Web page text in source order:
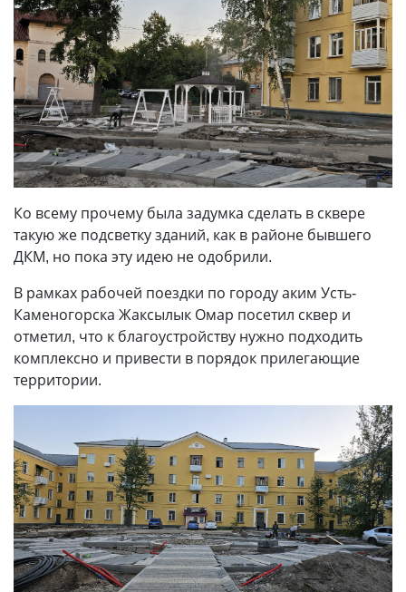
Ко всему прочему была задумка сделать в сквере
такую же подсветку зданий, как в районе бывшего
ДКМ, но пока эту идею не одобрили.
В рамках рабочей поездки по городу аким Усть-
Каменогорска Жаксылык Омар посетил сквер и
отметил, что к благоустройству нужно подходить
комплексно и привести в порядок прилегающие
территории.